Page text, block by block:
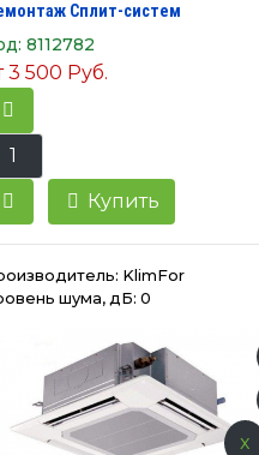
Сплит-систем
8112782
3 500 Руб.
Купить
KlimFor
шума, дБ: 0
x